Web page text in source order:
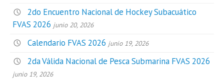
2do Encuentro Nacional de Hockey Subacuático
FVAS 2026 junio 20, 2026
Calendario FVAS 2026 junio 19, 2026
2da Válida Nacional de Pesca Submarina FVAS 2026
junio 19, 2026